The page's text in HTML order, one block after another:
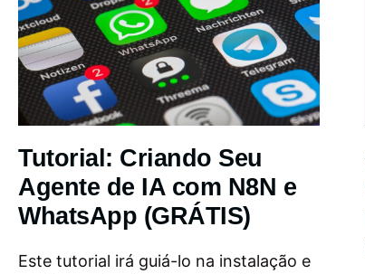
Tutorial: Criando Seu
Agente de IA com N8N e
WhatsApp (GRÁTIS)
Este tutorial irá guiá-lo na instalação e